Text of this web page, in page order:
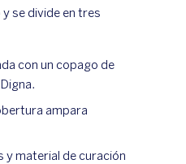
se divide en tres
con un copago de
ampara
y material de curación